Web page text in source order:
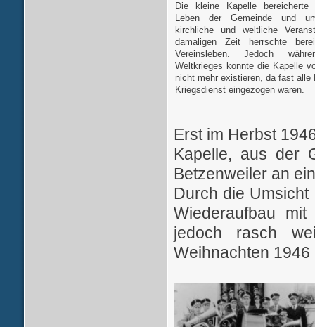
Die kleine Kapelle bereicherte
Leben der Gemeinde und
kirchliche und weltliche
damaligen Zeit herrschte
Vereinsleben. Jedoch
Weltkrieges konnte die Kapelle
nicht mehr existieren, da fast alle
Kriegsdienst eingezogen waren.
Erst im Herbst
Kapelle, aus der
Betzenweiler an
Durch die
Wiederaufbau
jedoch rasch
Weihnachten